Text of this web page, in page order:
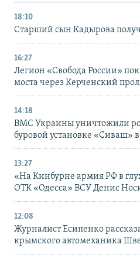
18:10
Старший сын Кадырова
16:27
Легион «Свобода России»
моста через Керченский
14:18
ВМС Украины уничтожили
буровой установке «Сиваш»
13:27
«На Кинбурне армия РФ в
ОТК «Одесса» ВСУ Денис
12:08
Журналист Есипенко
крымского автомеханика